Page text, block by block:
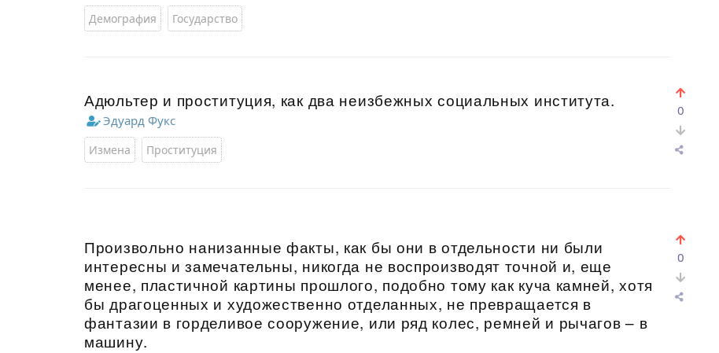
Демография Государство
Адюльтер и проституция, как два неизбежных социальных института.
Эдуард Фукс
Измена Проституция
0
Произвольно нанизанные факты, как бы они в отдельности ни были
интересны и замечательны, никогда не воспроизводят точной и, еще
менее, пластичной картины прошлого, подобно тому как куча камней, хотя
бы драгоценных и художественно отделанных, не превращается в
фантазии в горделивое сооружение, или ряд колес, ремней и рычагов – в
машину.
0